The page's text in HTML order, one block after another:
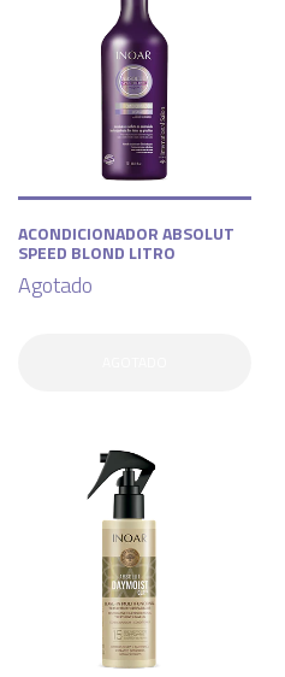
ACONDICIONADOR ABSOLUT
SPEED BLOND LITRO
Agotado